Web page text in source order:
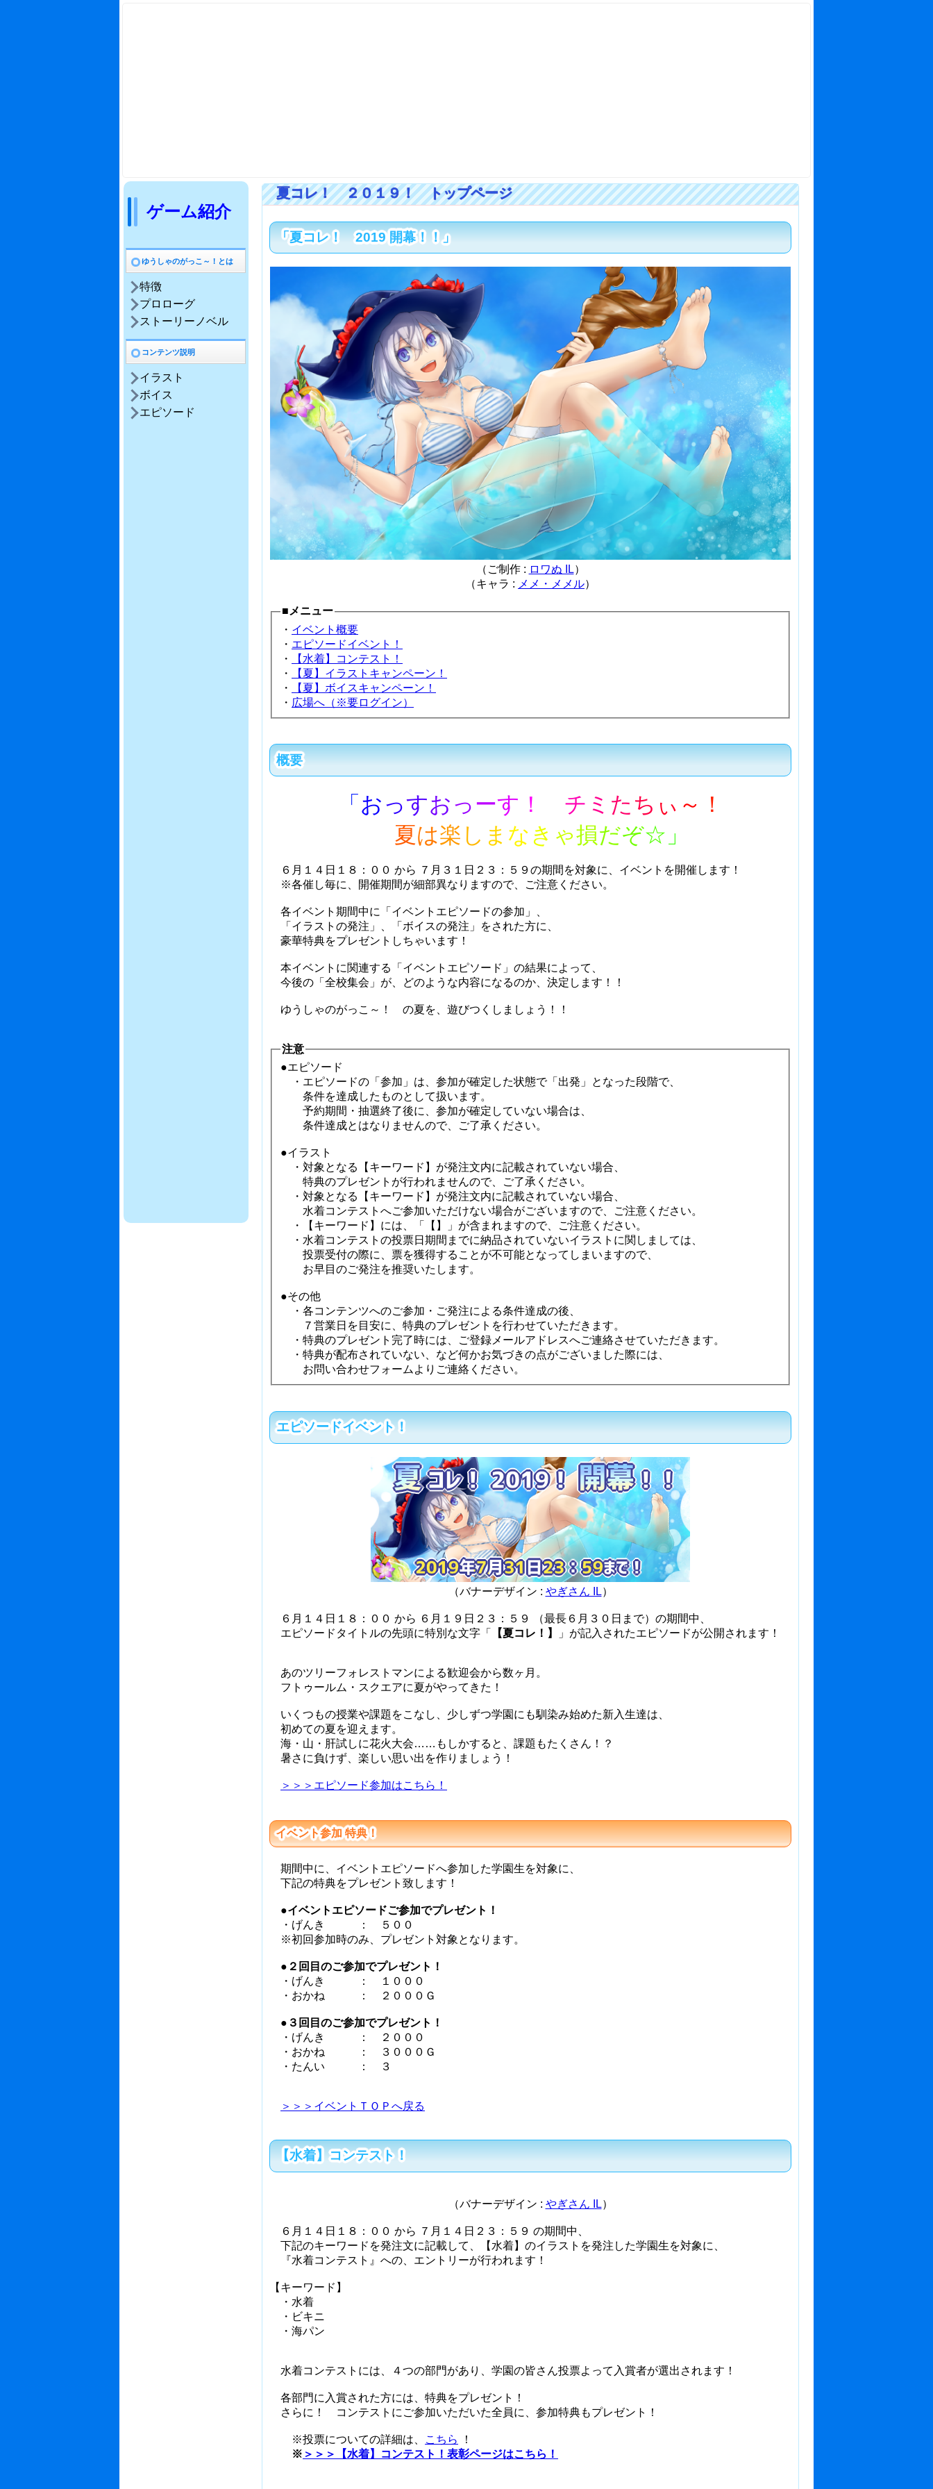
ゲーム紹介
ゆうしゃのがっこ～！とは
特徴
プロローグ
ストーリーノベル
コンテンツ説明
イラスト
ボイス
エピソード
「夏コレ！ 2019 開幕！！」
（ご制作 : ロワぬ IL）
（キャラ : メメ・メメル）
■メニュー
・ イベント概要
・ エピソードイベント！
・
【水着】コンテスト！
・
【夏】イラストキャンペーン！
・
【夏】ボイスキャンペーン！
・ 広場へ（※要ログイン）
概要
「 おっすおっーす ！ チ ミ た ち ぃ ～ ！
夏は楽 し ま な き ゃ損だぞ☆ 」
６月１４日１８：００ から ７月３１日２３：５９の期間を対象に、イベントを開催します！
※各催し毎に、開催期間が細部異なりますので、ご注意ください。
各イベント期間中に「イベントエピソードの参加」、
「イラストの発注」、「ボイスの発注」をされた方に、
豪華特典をプレゼントしちゃいます！
本イベントに関連する「イベントエピソード」の結果によって、
今後の「全校集会」が、どのような内容になるのか、決定します！！
ゆうしゃのがっこ～！ の夏を、遊びつくしましょう！！
注意
●エピソード
・エピソードの「参加」は、参加が確定した状態で「出発」となった段階で、
条件を達成したものとして扱います。
予約期間・抽選終了後に、参加が確定していない場合は、
条件達成とはなりませんので、ご了承ください。
●イラスト
・対象となる【キーワード】が発注文内に記載されていない場合、
特典のプレゼントが行われませんので、ご了承ください。
・対象となる【キーワード】が発注文内に記載されていない場合、
水着コンテストへご参加いただけない場合がございますので、ご注意ください。
・【キーワード】には、「【】」が含まれますので、ご注意ください。
・水着コンテストの投票日期間までに納品されていないイラストに関しましては、
投票受付の際に、票を獲得することが不可能となってしまいますので、
お早目のご発注を推奨いたします。
●その他
・各コンテンツへのご参加・ご発注による条件達成の後、
７営業日を目安に、特典のプレゼントを行わせていただきます。
・特典のプレゼント完了時には、ご登録メールアドレスへご連絡させていただきます。
・特典が配布されていない、など何かお気づきの点がございました際には、
お問い合わせフォームよりご連絡ください。
エピソードイベント！
（バナーデザイン : やぎさん IL）
６月１４日１８：００ から ６月１９日２３：５９ （最長６月３０日まで）の期間中、
エピソードタイトルの先頭に特別な文字「
【夏コレ！】 」が記入されたエピソードが公開されます！
あのツリーフォレストマンによる歓迎会から数ヶ月。
フトゥールム・スクエアに夏がやってきた！
いくつもの授業や課題をこなし、少しずつ学園にも馴染み始めた新入生達は、
初めての夏を迎えます。
海・山・肝試しに花火大会……もしかすると、課題もたくさん！？
暑さに負けず、楽しい思い出を作りましょう！
＞＞＞エピソード参加はこちら！
イベント参加 特典！
期間中に、イベントエピソードへ参加した学園生を対象に、
下記の特典をプレゼント致します！
●イベントエピソードご参加でプレゼント！
・げんき ： ５００
※初回参加時のみ、プレゼント対象となります。
●２回目のご参加でプレゼント！
・げんき ： １０００
・おかね ： ２０００Ｇ
●３回目のご参加でプレゼント！
・げんき ： ２０００
・おかね ： ３０００Ｇ
・たんい ： ３
＞＞＞イベントＴＯＰへ戻る
【水着】コンテスト！
（バナーデザイン : やぎさん IL）
６月１４日１８：００ から ７月１４日２３：５９ の期間中、
下記のキーワードを発注文に記載して、【水着】のイラストを発注した学園生を対象に、
『水着コンテスト』への、エントリーが行われます！
【キーワード】
・水着
・ビキニ
・海パン
水着コンテストには、４つの部門があり、学園の皆さん投票よって入賞者が選出されます！
各部門に入賞された方には、特典をプレゼント！
さらに！ コンテストにご参加いただいた全員に、参加特典もプレゼント！
※投票についての詳細は、 こちら
！
※ ＞＞＞【水着】コンテスト！表彰ページはこちら！